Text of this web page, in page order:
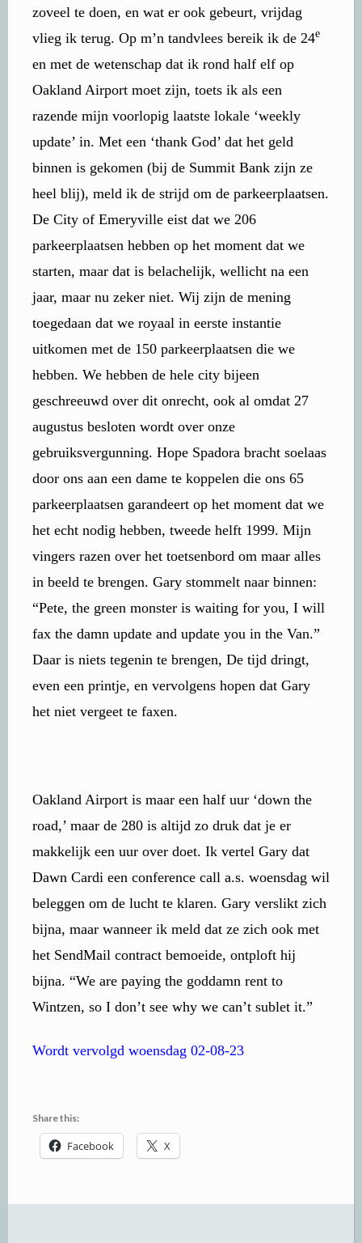
zoveel te doen, en wat er ook gebeurt, vrijdag
vlieg ik terug. Op m’n tandvlees bereik ik de 24e
en met de wetenschap dat ik rond half elf op
Oakland Airport moet zijn, toets ik als een
razende mijn voorlopig laatste lokale ‘weekly
update’ in. Met een ‘thank God’ dat het geld
binnen is gekomen (bij de Summit Bank zijn ze
heel blij), meld ik de strijd om de parkeerplaatsen.
De City of Emeryville eist dat we 206
parkeerplaatsen hebben op het moment dat we
starten, maar dat is belachelijk, wellicht na een
jaar, maar nu zeker niet. Wij zijn de mening
toegedaan dat we royaal in eerste instantie
uitkomen met de 150 parkeerplaatsen die we
hebben. We hebben de hele city bijeen
geschreeuwd over dit onrecht, ook al omdat 27
augustus besloten wordt over onze
gebruiksvergunning. Hope Spadora bracht soelaas
door ons aan een dame te koppelen die ons 65
parkeerplaatsen garandeert op het moment dat we
het echt nodig hebben, tweede helft 1999. Mijn
vingers razen over het toetsenbord om maar alles
in beeld te brengen. Gary stommelt naar binnen:
“Pete, the green monster is waiting for you, I will
fax the damn update and update you in the Van.”
Daar is niets tegenin te brengen, De tijd dringt,
even een printje, en vervolgens hopen dat Gary
het niet vergeet te faxen.
Oakland Airport is maar een half uur ‘down the
road,’ maar de 280 is altijd zo druk dat je er
makkelijk een uur over doet. Ik vertel Gary dat
Dawn Cardi een conference call a.s. woensdag wil
beleggen om de lucht te klaren. Gary verslikt zich
bijna, maar wanneer ik meld dat ze zich ook met
het SendMail contract bemoeide, ontploft hij
bijna. “We are paying the goddamn rent to
Wintzen, so I don’t see why we can’t sublet it.”
Wordt vervolgd woensdag 02-08-23
Share this:
Facebook X